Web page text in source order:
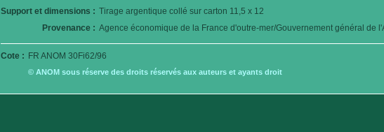
Support et dimensions : Tirage argentique collé sur carton 11,5 x 12
Provenance : Agence économique de la France d'outre-mer/Gouvernement général de
Cote : FR ANOM 30Fi62/96
© ANOM sous réserve des droits réservés aux auteurs et ayants droit